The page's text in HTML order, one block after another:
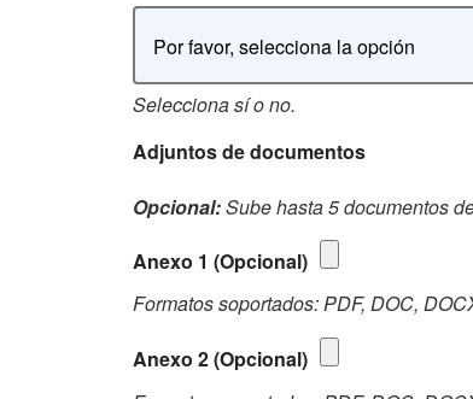
Por favor, selecciona la opción
Selecciona sí o no.
Adjuntos de documentos
Opcional:Sube hasta 5 documentos
Anexo 1 (Opcional)
Formatos soportados: PDF, DOC,
Anexo 2(Opcional)